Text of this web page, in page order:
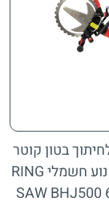
בטון קוטר
520 מ"מ מנוע חשמלי RING
SAW BHJ500